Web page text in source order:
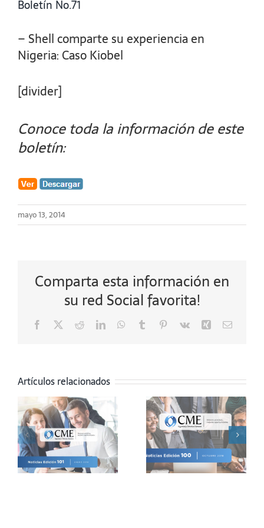
Boletín No.71
– Shell comparte su experiencia en
Nigeria: Caso Kiobel
[divider]
Conoce toda la información de este
boletín:
mayo 13, 2014
Comparta esta información en
su red Social favorita!
Facebook RedditLinkedInWhatsApp
Tumblr Pinterest
Vk Xing Correo
Artículos relacionados
Boletín
Octubre
2018
Boletín
Agosto
2018